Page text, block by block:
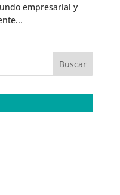
empresarial y